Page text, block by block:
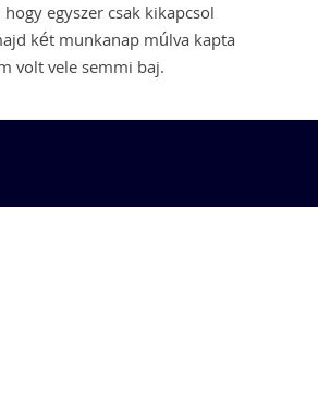
egyszer csak kikapcsol
két munkanap múlva kapta
volt vele semmi baj.